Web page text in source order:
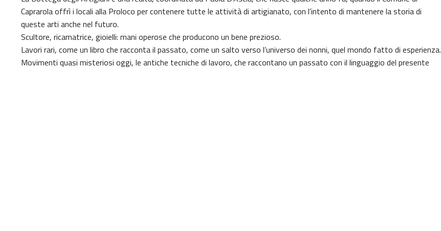
Caprarola offrì i locali alla Proloco per contenere tutte le attività di artigianato, con l’intento di mantenere la storia di
queste arti anche nel futuro.
Scultore, ricamatrice, gioielli: mani operose che producono un bene prezioso.
Lavori rari, come un libro che racconta il passato, come un salto verso l’universo dei nonni, quel mondo fatto di esperienza.
Movimenti quasi misteriosi oggi, le antiche tecniche di lavoro, che raccontano un passato con il linguaggio del presente